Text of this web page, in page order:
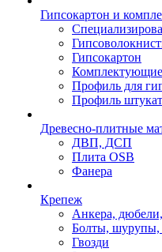
Гипсокартон и
Гипсокартон
Комплектующие
Профиль для
Профиль
Древесно-плитные
ДВП, ДСП
Плита OSB
Фанера
Крепеж
Анкера,
Болты, шурупы,
Гвозди